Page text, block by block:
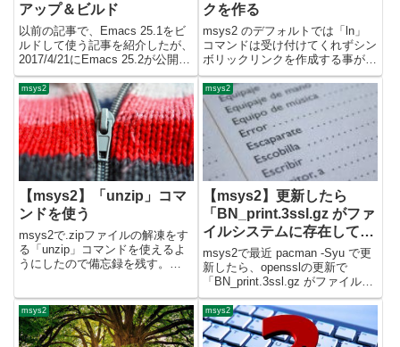
アップ＆ビルド
以前の記事で、Emacs 25.1をビ
ルドして使う記事を紹介したが、
2017/4/21にEmacs 25.2が公開さ
れた。そこで、msys2環境の
Emacsを25.2にバージョンアッ
プしたので備忘録を残す。msys2
にEmacs 25.1を...
クを作る
msys2 のデフォルトでは「ln」
コマンドは受け付けてくれずシン
ボリックリンクを作成する事がで
きない。今までは、Windowsの
mklink コマンドを使って作成し
ていたが、調べてみると msys2
の起動スクリプトを変更し、管理
者モー...
msys2
【msys2】「unzip」コマ
ンドを使う
msys2で.zipファイルの解凍をす
る「unzip」コマンドを使えるよ
うにしたので備忘録を残す。
ンドでインストール。$ pacman -
S unzip起動確認コマンド実行
し...
msys2
【msys2】更新したら
「BN_print.3ssl.gz がファ
イルシステムに存在してい
ます」エラー
msys2で最近 pacman -Syu で更
新したら、opensslの更新で
「BN_print.3ssl.gz がファイルシ
ステムに存在しています」などの
エラーが出てアップデートが失敗
するようになった。対処方法がわ
かったので備忘録を残す。...
msys2 msys2